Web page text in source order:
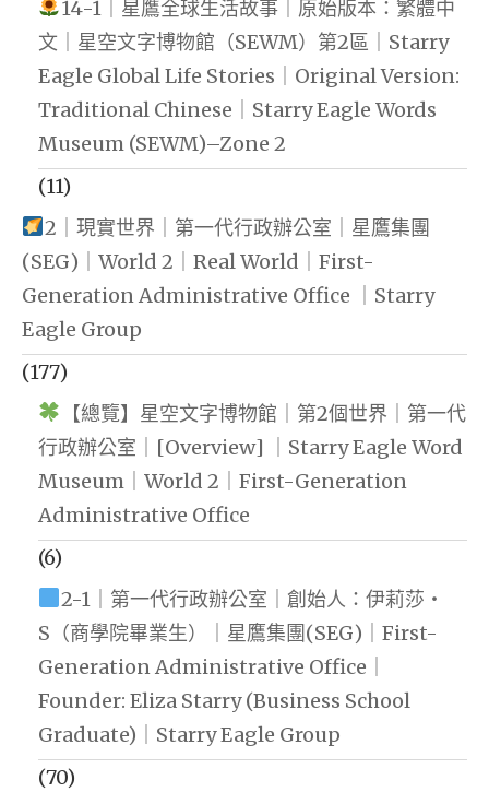
14-1｜星鷹全球生活故事｜原始版本：繁體中
文｜星空文字博物館（SEWM）第2區｜Starry
Eagle Global Life Stories｜Original Version:
Traditional Chinese｜Starry Eagle Words
Museum (SEWM)–Zone 2
(11)
2｜現實世界｜第一代行政辦公室｜星鷹集團
(SEG)｜World 2｜Real World｜First-
Generation Administrative Office ｜Starry
Eagle Group
(177)
【總覽】星空文字博物館｜第2個世界｜第一代
行政辦公室｜[Overview] ｜Starry Eagle Word
Museum｜World 2｜First-Generation
Administrative Office
(6)
2-1｜第一代行政辦公室｜創始人：伊莉莎・
S（商學院畢業生）｜星鷹集團(SEG)｜First-
Generation Administrative Office｜
Founder: Eliza Starry (Business School
Graduate)｜Starry Eagle Group
(70)